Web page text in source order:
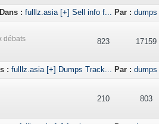
Dans : fulllz.asia [+] Sell info f... Par : dumps
débats 823 17159
: fulllz.asia [+] Dumps Track... Par : dumps
210 803